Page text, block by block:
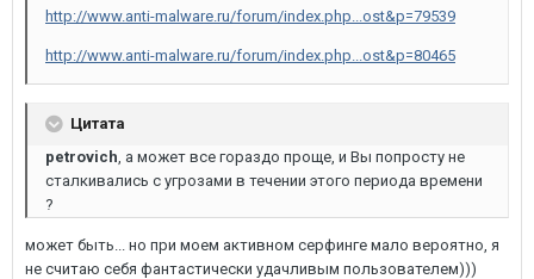
http://www.anti-malware.ru/forum/index.php...ost&p=79539
http://www.anti-malware.ru/forum/index.php...ost&p=80465
Цитата
petrovich, а может все гораздо проще, и Вы попросту не
сталкивались с угрозами в течении этого периода времени
?
может быть... но при моем активном серфинге мало вероятно, я
не считаю себя фантастически удачливым пользователем)))